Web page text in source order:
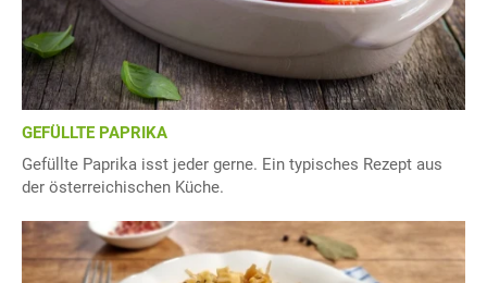
GEFÜLLTE PAPRIKA
Gefüllte Paprika isst jeder gerne. Ein typisches Rezept aus
der österreichischen Küche.